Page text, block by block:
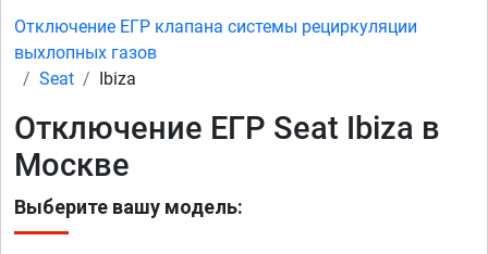
Отключение ЕГР клапана системы рециркуляции
выхлопных газов
Seat
Ibiza
Отключение ЕГР Seat Ibiza в
Москве
Выберите вашу модель: